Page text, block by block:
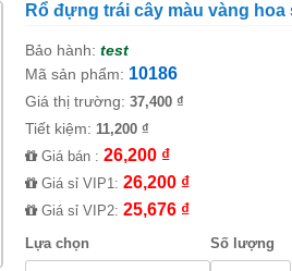
Rổ đựng trái cây màu vàng hoa
Bảo hành: test
Mã sản phẩm: 10186
Giá thị trường: 37,400 ₫
Tiết kiệm: 11,200 ₫
Giá bán : 26,200 ₫
Giá sỉ VIP1: 26,200 ₫
Giá sỉ VIP2: 25,676 ₫
Lựa chọn Số lượng